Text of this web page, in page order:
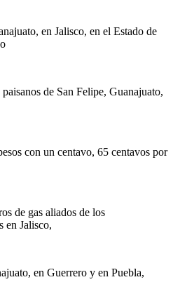
en Jalisco, en el Estado de
de San Felipe, Guanajuato,
con un centavo, 65 centavos por
de gas aliados de los
en Jalisco,
en Guerrero y en Puebla,